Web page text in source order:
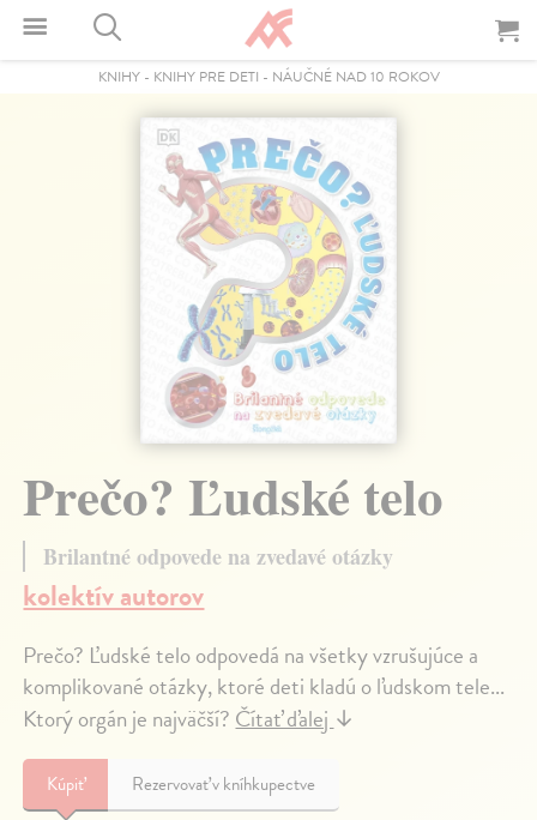
KNIHY- KNIHY PRE DETI - NÁUČNÉ NAD 10 ROKOV
Prečo? Ľudské telo
Brilantné odpovede na zvedavé otázky
kolektív autorov
Prečo? Ľudské telo odpovedá na všetky vzrušujúce a
komplikované otázky, ktoré deti kladú o ľudskom tele...
Ktorý orgán je najväčší? Čítať ďalej ↓
Kúpiť Rezervovať v kníhkupectve